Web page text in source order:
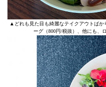
▲どれも見た目も綺麗なテイクアウトばか
ーグ（800円/税抜）、他にも、